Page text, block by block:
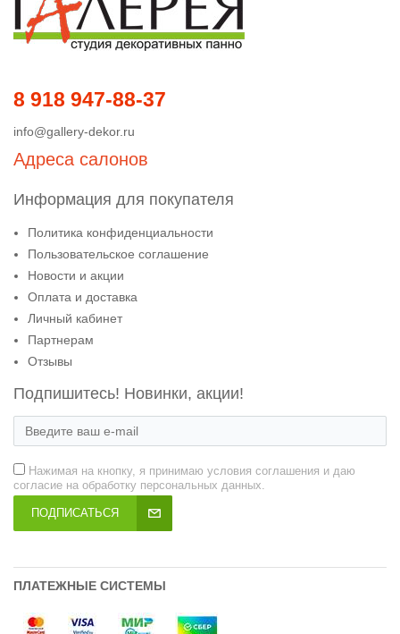
8 918 947-88-37
info@gallery-dekor.ru
Адреса салонов
Информация для покупателя
Политика конфиденциальности
Пользовательское соглашение
Новости и акции
Оплата и доставка
Личный кабинет
Партнерам
Отзывы
Подпишитесь! Новинки, акции!
Нажимая на кнопку, я принимаю условия соглашения и даю
согласие на обработку персональных данных.
ПОДПИСАТЬСЯ
ПЛАТЕЖНЫЕ СИСТЕМЫ